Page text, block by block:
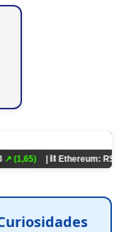
⛓️ Ethereum: R$ 18.321,93